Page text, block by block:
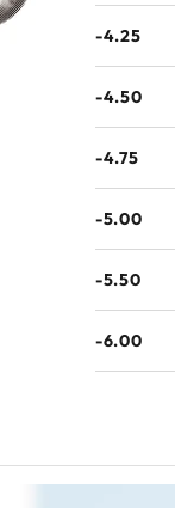
-4.25
-4.50
-4.75
-5.00
-5.50
-6.00